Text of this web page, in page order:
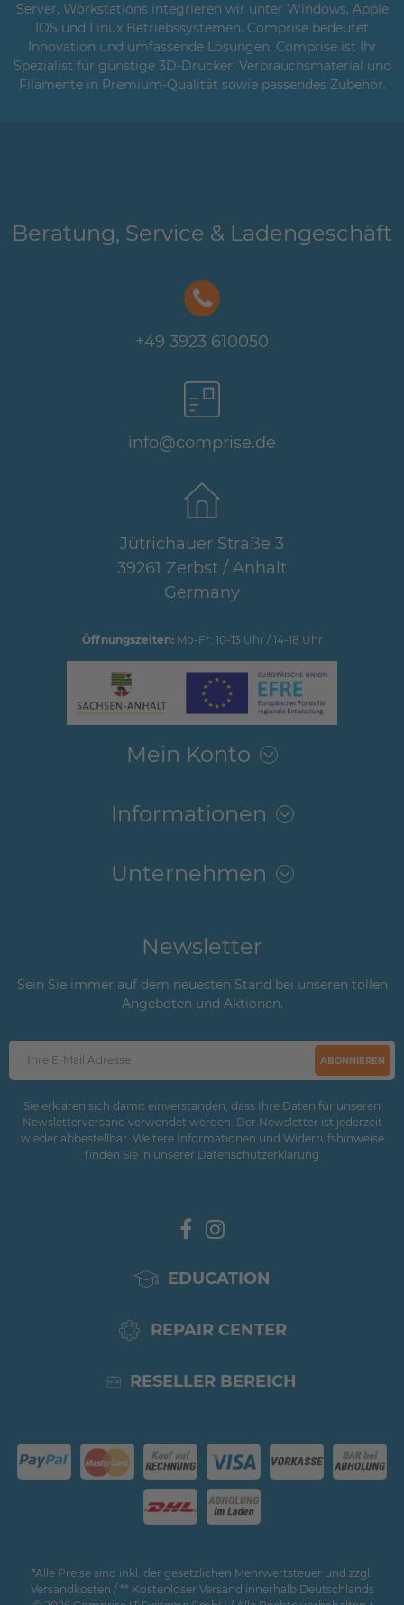
Server, Workstations integrieren wir unter Windows, Apple
IOS und Linux Betriebssystemen. Comprise bedeutet
Innovation und umfassende Lösungen. Comprise ist Ihr
Spezialist für günstige 3D-Drucker, Verbrauchsmaterial und
Filamente in Premium-Qualität sowie passendes Zubehör.
Beratung, Service & Ladengeschäft
+49 3923 610050
info@comprise.de
Jütrichauer Straße 3
39261 Zerbst / Anhalt
Germany
Öffnungszeiten:Mo-Fr: 10-13 Uhr / 14-18 Uhr
Mein Konto
Informationen
Unternehmen
Newsletter
Sein Sie immer auf dem neuesten Stand bei unseren tollen
Angeboten und Aktionen.
ABONNIEREN
Sie erklären sich damit einverstanden, dass Ihre Daten für unseren
Newsletterversand verwendet werden. Der Newsletter ist jederzeit
wieder abbestellbar. Weitere Informationen und Widerrufshinweise
finden Sie in unserer Daten­schutz­erklärung
EDUCATION
REPAIR CENTER
RESELLER BEREICH
*Alle Preise sind inkl. der gesetzlichen Mehrwertsteuer und zzgl.
Versandkosten / ** Kostenloser Versand innerhalb Deutschlands